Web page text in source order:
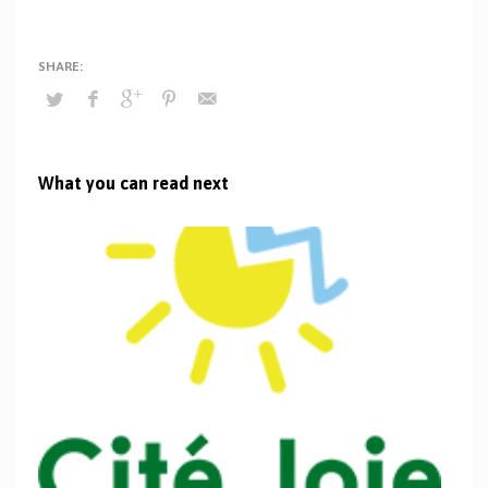
What you can read next